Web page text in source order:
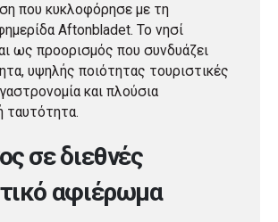
που κυκλοφόρησε με τη
Aftonbladet. Το νησί
ως προορισμός που συνδυάζει
υψηλής ποιότητας τουριστικές
και πλούσια
ταυτότητα.
σε διεθνές
αφιέρωμα